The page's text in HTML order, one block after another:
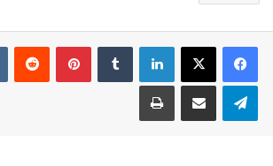
لينكدإن بينتيريست
تيلقرام مشاركة عبر البريد طباعة